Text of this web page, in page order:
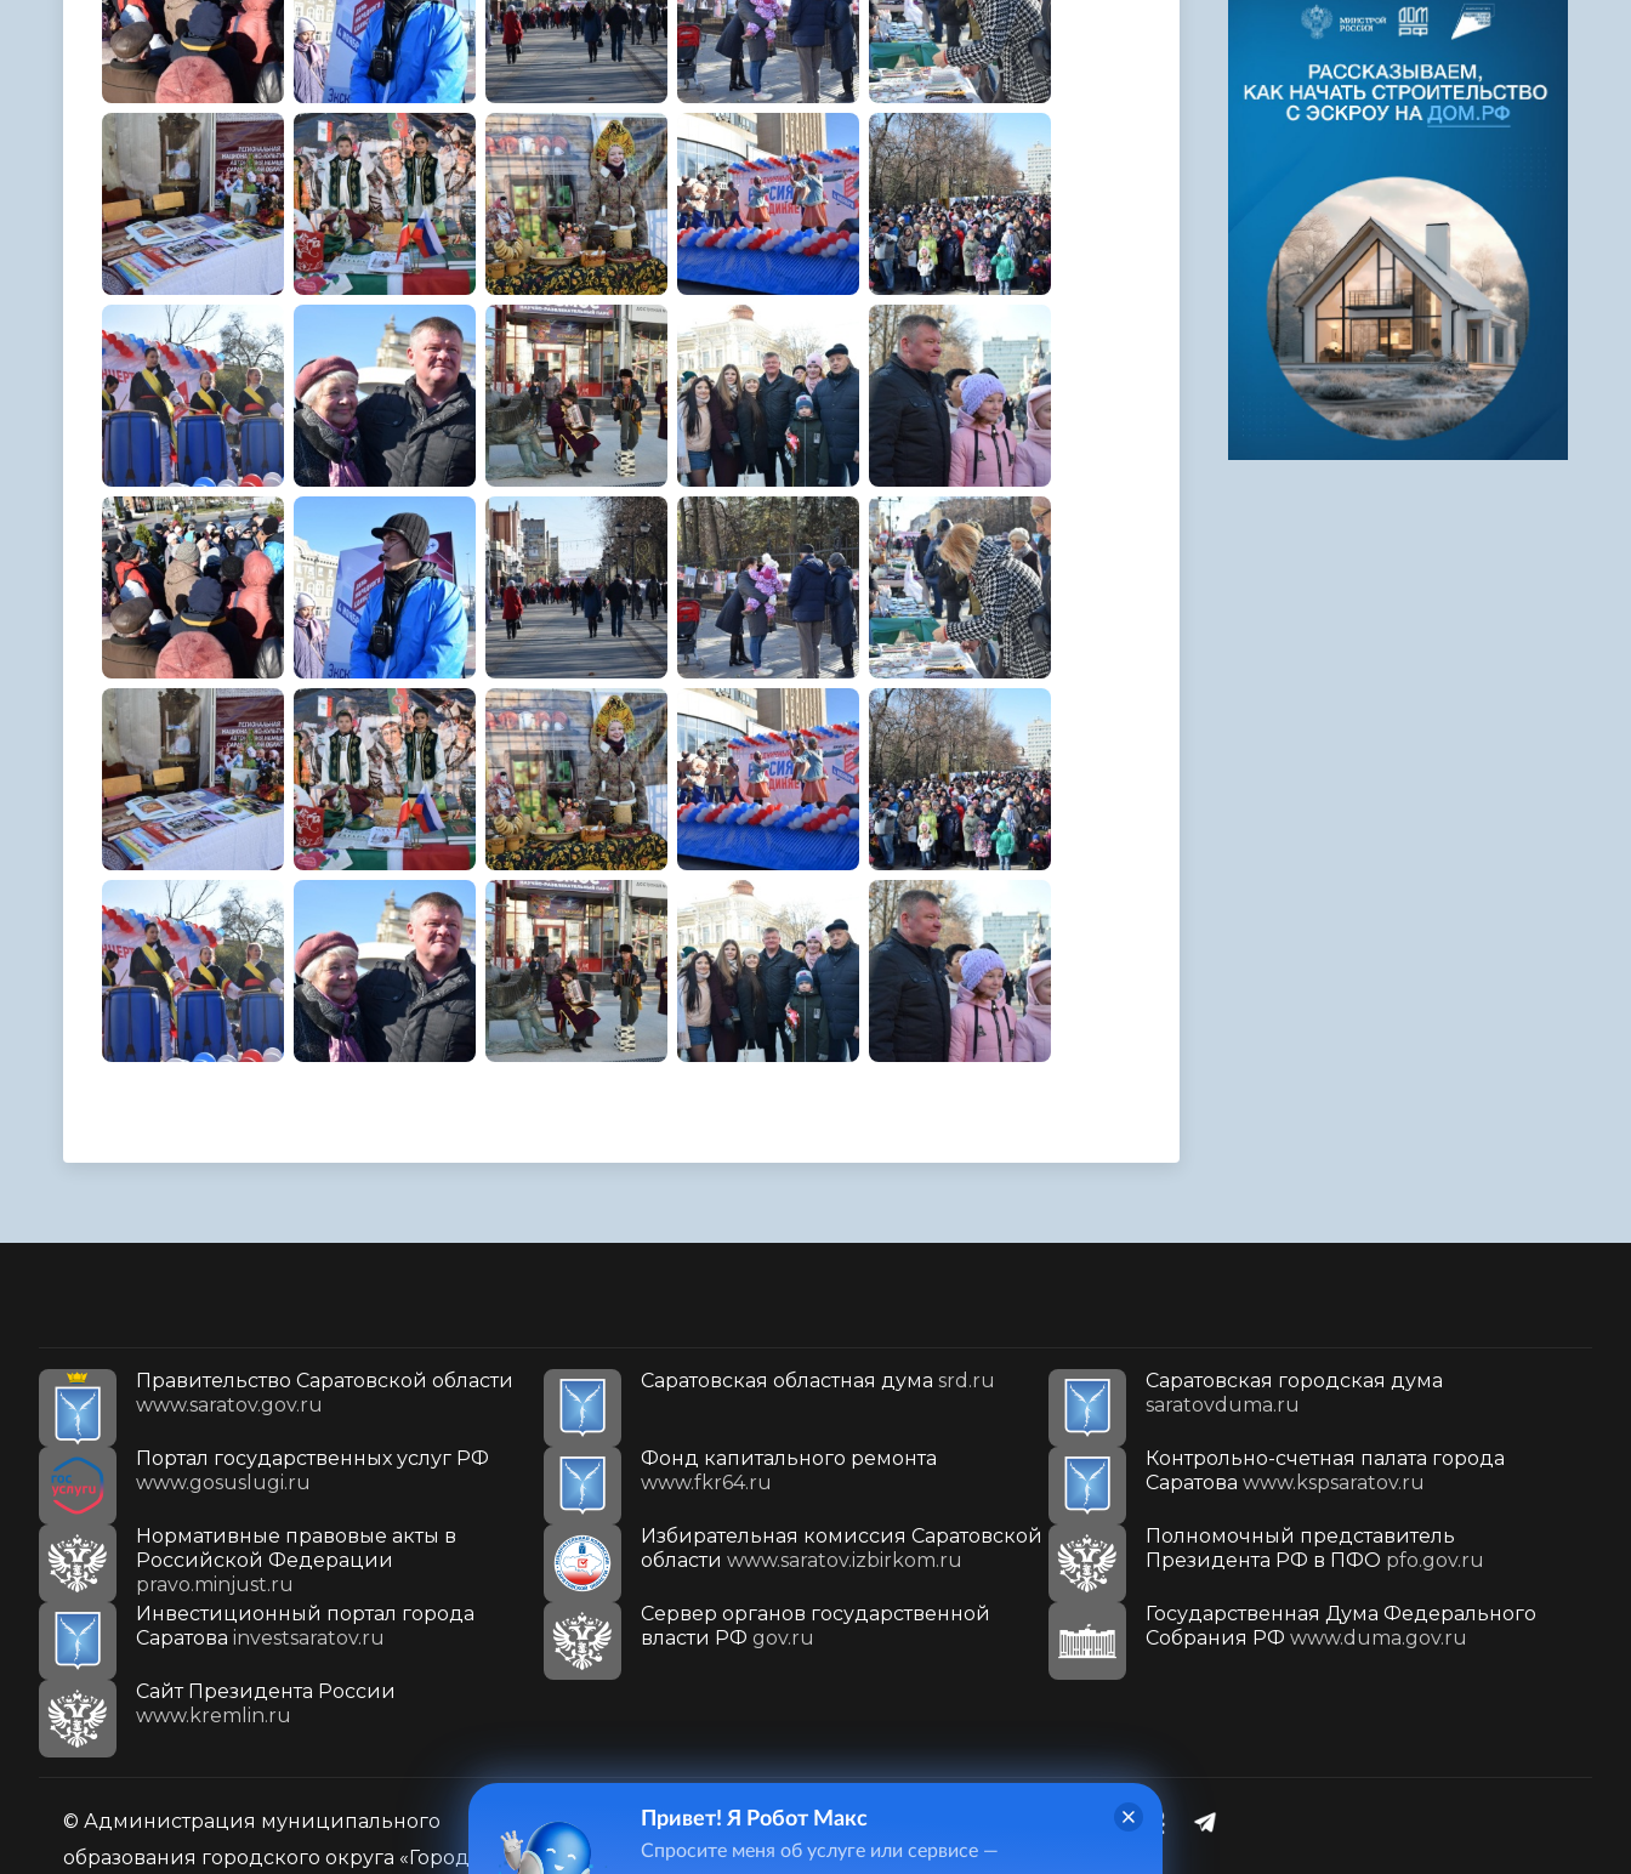
Правительство Саратовской области
www.saratov.gov.ru
Саратовская областная дума srd.ru
Саратовская городская дума
saratovduma.ru
Портал государственных услуг РФ
www.gosuslugi.ru
Фонд капитального ремонта
www.fkr64.ru
Контрольно-счетная палата города
Саратова www.kspsaratov.ru
Нормативные правовые акты в
Российской Федерации
pravo.minjust.ru
Избирательная комиссия Саратовской
области www.saratov.izbirkom.ru
Полномочный представитель
Президента РФ в ПФО pfo.gov.ru
Инвестиционный портал города
Саратова investsaratov.ru
Сервер органов государственной
власти РФ gov.ru
Государственная Дума Федерального
Собрания РФ www.duma.gov.ru
Cайт Президента России
www.kremlin.ru
© Администрация муниципального
образования городского округа «Город
410031, г. Саратов, ул. Первомайская, д. 78
+7(8452)26-02-49
Привет! Я Робот Макс
Спросите меня об услуге или сервисе —